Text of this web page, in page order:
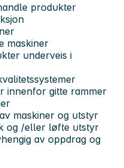
produkter
maskiner
underveis i
innenfor gitte rammer
maskiner og utstyr
og /eller løfte utstyr
av oppdrag og